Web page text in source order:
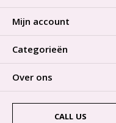
Mijn account
Categorieën
Over ons
CALL US